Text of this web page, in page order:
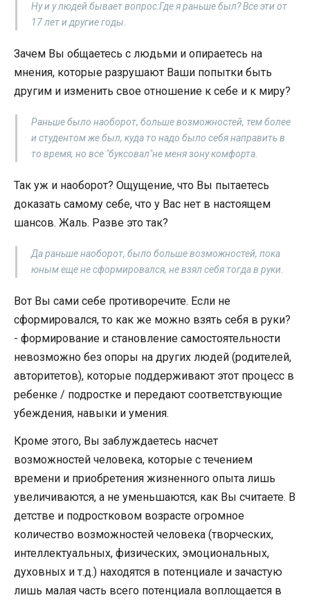
Ну и у людей бывает вопрос:Где я раньше был? Все эти от
17 лет и другие годы.
Зачем Вы общаетесь с людьми и опираетесь на
мнения, которые разрушают Ваши попытки быть
другим и изменить свое отношение к себе и к миру?
Раньше было наоборот, больше возможностей, тем более
и студентом же был, куда то надо было себя направить в
то время, но все "буксовал"не меня зону комфорта.
Так уж и наоборот? Ощущение, что Вы пытаетесь
доказать самому себе, что у Вас нет в настоящем
шансов. Жаль. Разве это так?
Да раньше наоборот, было больше возможностей, пока
юным еще не сформировался, не взял себя тогда в руки.
Вот Вы сами себе противоречите. Если не
сформировался, то как же можно взять себя в руки?
- формирование и становление самостоятельности
невозможно без опоры на других людей (родителей,
авторитетов), которые поддерживают этот процесс в
ребенке / подростке и передают соответствующие
убеждения, навыки и умения.
Кроме этого, Вы заблуждаетесь насчет
возможностей человека, которые с течением
времени и приобретения жизненного опыта лишь
увеличиваются, а не уменьшаются, как Вы считаете. В
детстве и подростковом возрасте огромное
количество возможностей человека (творческих,
интеллектуальных, физических, эмоциональных,
духовных и т.д.) находятся в потенциале и зачастую
лишь малая часть всего потенциала воплощается в